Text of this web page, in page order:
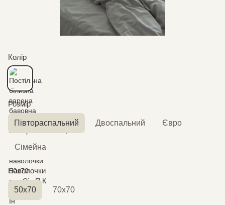
Колір
Розмір
Півтораспальний Двоспальний Євро
Сімейна
Наволочки
50х70 70х70